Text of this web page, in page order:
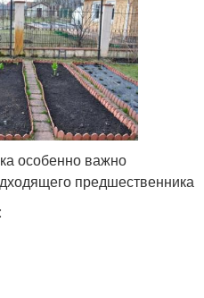
особенно важно
предшественника